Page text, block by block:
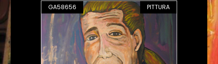
GA58656 PITTURA